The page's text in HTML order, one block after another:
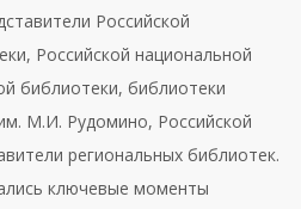
Российской
Российской национальной
библиотеки, библиотеки
М.И. Рудомино, Российской
региональных библиотек.
ключевые моменты